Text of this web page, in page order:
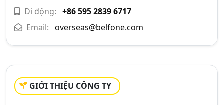
Di động: +86 595 2839 6717
Email: overseas@belfone.com
GIỚI THIỆU CÔNG TY